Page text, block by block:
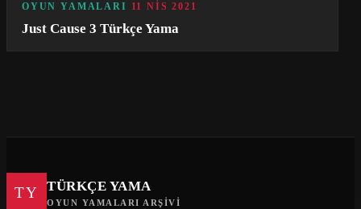
OYUN YAMALARI 11 NIS 2021
Just Cause 3 Türkçe Yama
TY TÜRKÇE YAMA
OYUN YAMALARI ARŞIVI